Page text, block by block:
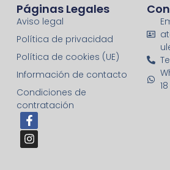
Páginas Legales
Aviso legal
Política de privacidad
Política de cookies (UE)
Información de contacto
Condiciones de
contratación
18
F
a
c
e
I
n
s
t